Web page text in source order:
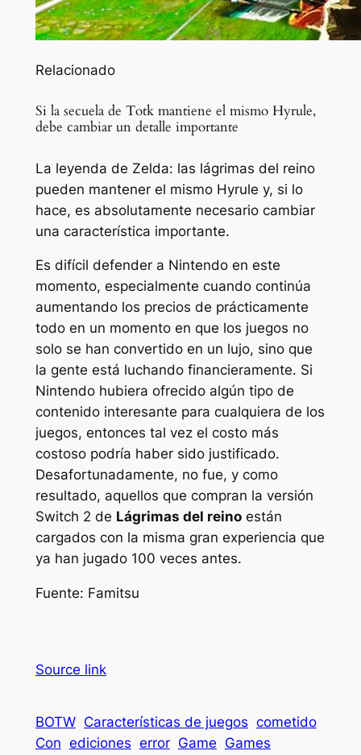
Relacionado
Si la secuela de Totk mantiene el mismo Hyrule,
debe cambiar un detalle importante
La leyenda de Zelda: las lágrimas del reino
pueden mantener el mismo Hyrule y, si lo
hace, es absolutamente necesario cambiar
una característica importante.
Es difícil defender a Nintendo en este
momento, especialmente cuando continúa
aumentando los precios de prácticamente
todo en un momento en que los juegos no
solo se han convertido en un lujo, sino que
la gente está luchando financieramente. Si
Nintendo hubiera ofrecido algún tipo de
contenido interesante para cualquiera de los
juegos, entonces tal vez el costo más
costoso podría haber sido justificado.
Desafortunadamente, no fue, y como
resultado, aquellos que compran la versión
Switch 2 de Lágrimas del reinoestán
cargados con la misma gran experiencia que
ya han jugado 100 veces antes.
Fuente: Famitsu
Source link
BOTW Características de juegos cometido
Con ediciones error Game Games